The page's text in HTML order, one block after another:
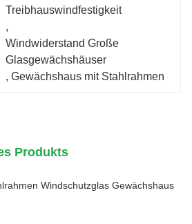
Treibhauswindfestigkeit
,
Windwiderstand Große
Glasgewächshäuser
, Gewächshaus mit Stahlrahmen
Produkts
Windschutzglas Gewächshaus